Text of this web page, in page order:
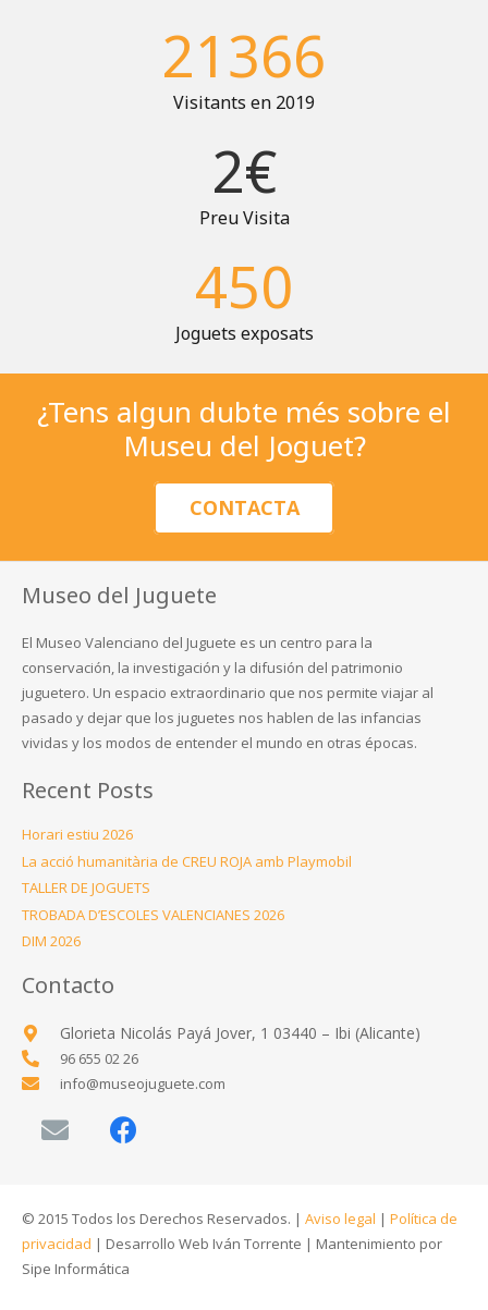
21366
Visitants en 2019
2€
Preu Visita
450
Joguets exposats
¿Tens algun dubte més sobre el
Museu del Joguet?
CONTACTA
Museo del Juguete
El Museo Valenciano del Juguete es un centro para la
conservación, la investigación y la difusión del patrimonio
juguetero. Un espacio extraordinario que nos permite viajar al
pasado y dejar que los juguetes nos hablen de las infancias
vividas y los modos de entender el mundo en otras épocas.
Recent Posts
Horari estiu 2026
La acció humanitària de CREU ROJA amb Playmobil
TALLER DE JOGUETS
TROBADA D’ESCOLES VALENCIANES 2026
DIM 2026
Contacto
Glorieta Nicolás Payá Jover, 1 03440 – Ibi (Alicante)
96 655 02 26
info@museojuguete.com
© 2015 Todos los Derechos Reservados. | Aviso legal | Política de
privacidad | Desarrollo Web Iván Torrente | Mantenimiento por
Sipe Informática